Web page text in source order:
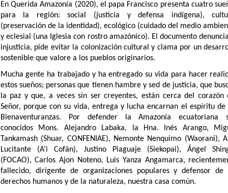
En Querida Amazonía (2020), el papa Francisco presenta cuatro
para la región: social (justicia y defensa indígena),
(preservación de la identidad), ecológico (cuidado del medio
y eclesial (una Iglesia con rostro amazónico). El documento
injusticia, pide evitar la colonización cultural y clama por un
sostenible que valore a los pueblos originarios.
Mucha gente ha trabajado y ha entregado su vida para hacer
estos sueños; personas que tienen hambre y sed de justicia, que
la paz y que, a veces sin ser creyentes, están cerca del corazón
Señor, porque con su vida, entrega y lucha encarnan el espíritu de
Bienaventuranzas. Por defender la Amazonía ecuatoriana
conocidos Mons. Alejandro Labaka, la Hna. Inés Arango,
Tankamash (Shuar, CONFENIAE), Nemonte Nenquimo (Waorani),
Lucitante (A’i Cofán), Justino Piaguaje (Siekopai), Ángel
(FOCAO), Carlos Ajon Noteno, Luis Yanza Angamarca,
fallecido, dirigente de organizaciones populares y defensor de
derechos humanos y de la naturaleza, nuestra casa común.